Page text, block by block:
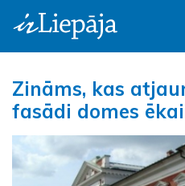
Zināms, kas
fasādi domes ēkai